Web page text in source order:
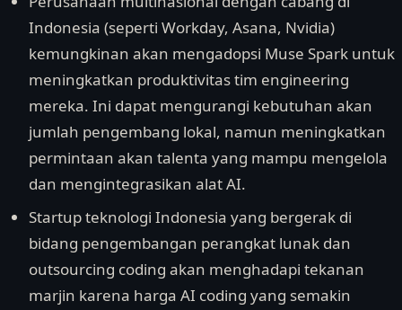
Indonesia (seperti Workday, Asana, Nvidia)
kemungkinan akan mengadopsi Muse Spark untuk
meningkatkan produktivitas tim engineering
mereka. Ini dapat mengurangi kebutuhan akan
jumlah pengembang lokal, namun meningkatkan
permintaan akan talenta yang mampu mengelola
dan mengintegrasikan alat AI.
Startup teknologi Indonesia yang bergerak di
bidang pengembangan perangkat lunak dan
outsourcing coding akan menghadapi tekanan
marjin karena harga AI coding yang semakin